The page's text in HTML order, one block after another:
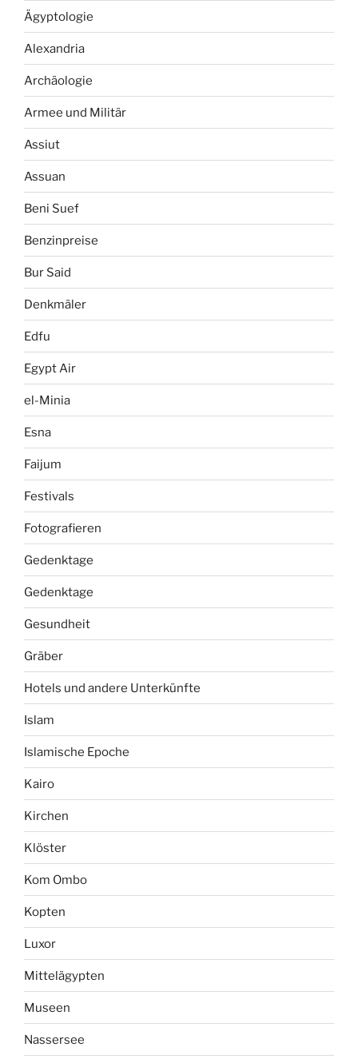
Ägyptologie
Alexandria
Archäologie
Armee und Militär
Assiut
Assuan
Beni Suef
Benzinpreise
Bur Said
Denkmäler
Edfu
Egypt Air
el-Minia
Esna
Faijum
Festivals
Fotografieren
Gedenktage
Gedenktage
Gesundheit
Gräber
Hotels und andere Unterkünfte
Islam
Islamische Epoche
Kairo
Kirchen
Klöster
Kom Ombo
Kopten
Luxor
Mittelägypten
Museen
Nassersee